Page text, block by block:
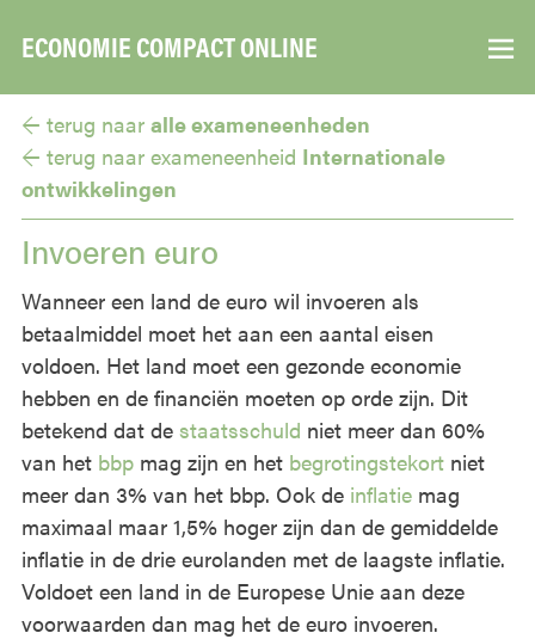
ECONOMIE COMPACT ONLINE ▼
← terug naar alle exameneenheden
← terug naar exameneenheid Internationale
ontwikkelingen
Invoeren euro
Wanneer een land de euro wil invoeren als
betaalmiddel moet het aan een aantal eisen
voldoen. Het land moet een gezonde economie
hebben en de financiën moeten op orde zijn. Dit
betekend dat de staatsschuld niet meer dan 60%
van het bbp mag zijn en het begrotingstekort niet
meer dan 3% van het bbp. Ook de inflatie mag
maximaal maar 1,5% hoger zijn dan de gemiddelde
inflatie in de drie eurolanden met de laagste inflatie.
Voldoet een land in de Europese Unie aan deze
voorwaarden dan mag het de euro invoeren.